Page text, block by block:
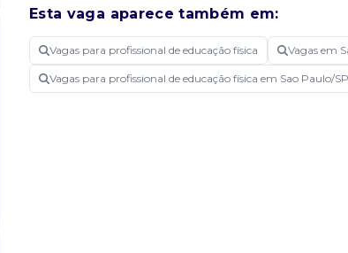
Esta vaga aparece também em:
Vagas para profissional de educação física Vagas em
Vagas para profissional de educação física em Sao Paulo/SP